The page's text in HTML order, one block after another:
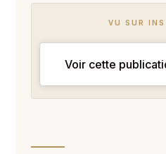
VU SUR
Voir cette